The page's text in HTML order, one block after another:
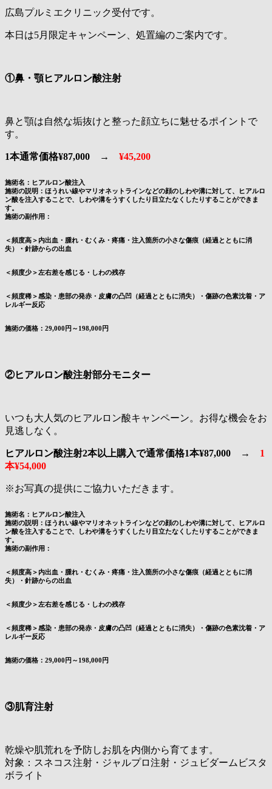
広島プルミエクリニック受付です。
本日は5月限定キャンペーン、処置編のご案内です。
①鼻・顎ヒアルロン酸注射
鼻と顎は自然な垢抜けと整った顔立ちに魅せるポイントで
す。
1本通常価格¥87,000 → ¥45,200
施術名：ヒアルロン酸注入
施術の説明：ほうれい線やマリオネットラインなどの顔のしわや溝に対して、ヒアルロ
ン酸を注入することで、しわや溝をうすくしたり目立たなくしたりすることができま
す。
施術の副作用：
＜頻度高＞内出血・腫れ・むくみ・疼痛・注入箇所の小さな傷痕（経過とともに消
失）・針跡からの出血
＜頻度少＞左右差を感じる・しわの残存
＜頻度稀＞感染・患部の発赤・皮膚の凸凹（経過とともに消失）・傷跡の色素沈着・ア
レルギー反応
施術の価格： 29,000円～198,000円
②ヒアルロン酸注射部分モニター
いつも大人気のヒアルロン酸キャンペーン。お得な機会をお
見逃しなく。
ヒアルロン酸注射2本以上購入で通常価格1本¥87,000 →
1
本¥54,000
※お写真の提供にご協力いただきます。
施術名：ヒアルロン酸注入
施術の説明：ほうれい線やマリオネットラインなどの顔のしわや溝に対して、ヒアルロ
ン酸を注入することで、しわや溝をうすくしたり目立たなくしたりすることができま
す。
施術の副作用：
＜頻度高＞内出血・腫れ・むくみ・疼痛・注入箇所の小さな傷痕（経過とともに消
失）・針跡からの出血
＜頻度少＞左右差を感じる・しわの残存
＜頻度稀＞感染・患部の発赤・皮膚の凸凹（経過とともに消失）・傷跡の色素沈着・ア
レルギー反応
施術の価格：29,000円～198,000円
③肌育注射
乾燥や肌荒れを予防しお肌を内側から育てます。
対象：スネコス注射・ジャルプロ注射・ジュビダームビスタ
ボライト